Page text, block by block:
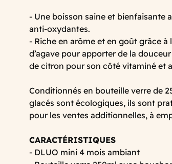
- Une boisson saine et bienfaisante
anti-oxydantes.
- Riche en arôme et en goût grâce
d’agave pour apporter de la
de citron pour son côté vitaminé et
Conditionnés en bouteille verre de
glacés sont écologiques, ils sont
pour les ventes additionnelles, à
CARACTÉRISTIQUES
- DLUO mini 4 mois ambiant